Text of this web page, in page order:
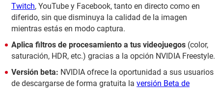
Twitch, YouTube y Facebook, tanto en directo como en
diferido, sin que disminuya la calidad de la imagen
mientras estás en modo captura.
Aplica filtros de procesamiento a tus videojuegos (color,
saturación, HDR, etc.) gracias a la opción NVIDIA Freestyle.
Versión beta: NVIDIA ofrece la oportunidad a sus usuarios
de descargarse de forma gratuita la versión Beta de